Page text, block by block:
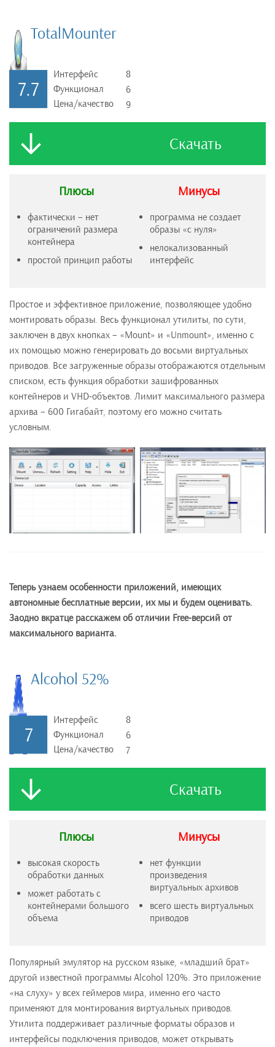
TotalMounter
7.7
Интерфейс
Функционал
Цена/качество
8
6
9
Скачать
Плюсы
фактически – нет
ограничений размера
контейнера
простой принцип работы
Минусы
программа не создает
образы «с нуля»
нелокализованный
интерфейс
Простое и эффективное приложение, позволяющее удобно
монтировать образы. Весь функционал утилиты, по сути,
заключен в двух кнопках – «Mount» и «Unmount», именно с
их помощью можно генерировать до восьми виртуальных
приводов. Все загруженные образы отображаются отдельным
списком, есть функция обработки зашифрованных
контейнеров и VHD-объектов. Лимит максимального размера
архива – 600 Гигабайт, поэтому его можно считать
условным.
Теперь узнаем особенности приложений, имеющих
автономные бесплатные версии, их мы и будем оценивать.
Заодно вкратце расскажем об отличии Free-версий от
максимального варианта.
Alcohol 52%
7
Интерфейс
Функционал
Цена/качество
8
6
7
Скачать
Плюсы
высокая скорость
обработки данных
может работать с
контейнерами большого
объема
Минусы
нет функции
произведения
виртуальных архивов
всего шесть виртуальных
приводов
Популярный эмулятор на русском языке, «младший брат»
другой известной программы Alcohol 120%. Это приложение
«на слуху» у всех геймеров мира, именно его часто
применяют для монтирования виртуальных приводов.
Утилита поддерживает различные форматы образов и
интерфейсы подключения приводов, может открывать